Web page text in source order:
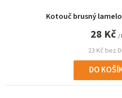
Kotouč brusný
23 Kč bez
28 Kč /
DO